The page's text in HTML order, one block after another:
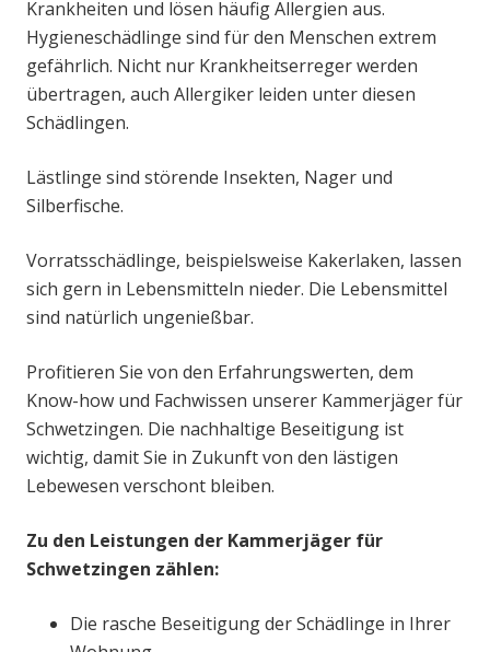
Krankheiten und lösen häufig Allergien aus.
Hygieneschädlinge sind für den Menschen extrem
gefährlich. Nicht nur Krankheitserreger werden
übertragen, auch Allergiker leiden unter diesen
Schädlingen.
Lästlinge sind störende Insekten, Nager und
Silberfische.
Vorratsschädlinge, beispielsweise Kakerlaken, lassen
sich gern in Lebensmitteln nieder. Die Lebensmittel
sind natürlich ungenießbar.
Profitieren Sie von den Erfahrungswerten, dem
Know-how und Fachwissen unserer Kammerjäger für
Schwetzingen. Die nachhaltige Beseitigung ist
wichtig, damit Sie in Zukunft von den lästigen
Lebewesen verschont bleiben.
Zu den Leistungen der Kammerjäger für
Schwetzingen zählen:
Die rasche Beseitigung der Schädlinge in Ihrer